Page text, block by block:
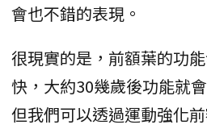
會也不錯的表現。
很現實的是，前額葉的功
快，大約30幾歲後功能就
但我們可以透過運動強化